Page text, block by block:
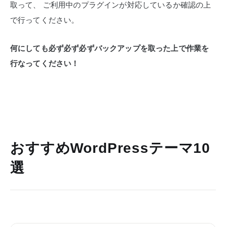
取って、
ご利用中のプラグインが対応しているか確認の上
で行ってください。
何にしても必ず必ず必ずバックアップを取った上で作業を
行なってください！
おすすめWordPressテーマ10
選